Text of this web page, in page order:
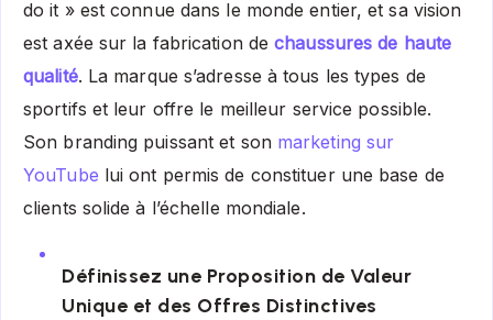
do it » est connue dans le monde entier, et sa vision
est axée sur la fabrication dechaussures de haute
qualité. La marque s’adresse à tous les types de
sportifs et leur offre le meilleur service possible.
Son branding puissant et son marketing sur
YouTube lui ont permis de constituer une base de
clients solide à l’échelle mondiale.
Définissez une Proposition de Valeur
Unique et des Offres Distinctives